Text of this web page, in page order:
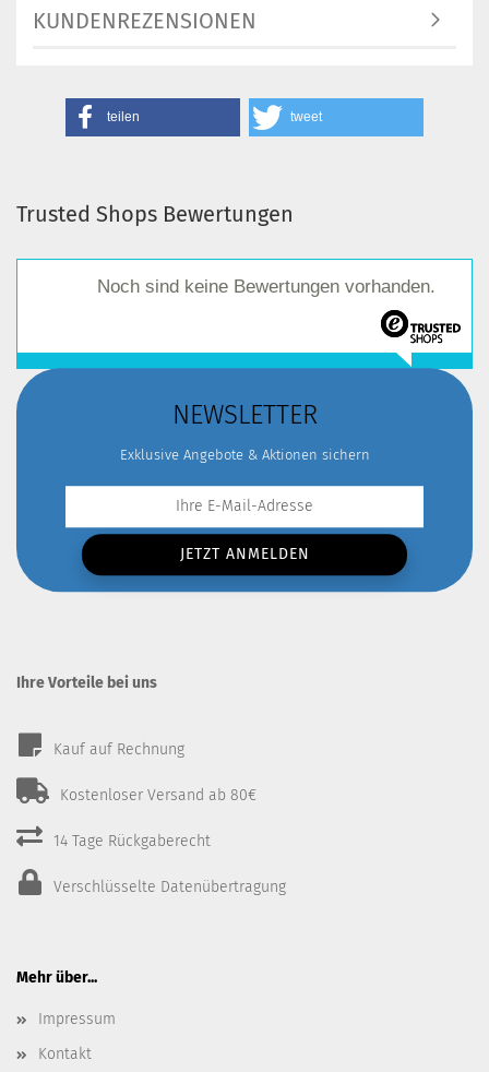
KUNDENREZENSIONEN
teilen tweet
Trusted Shops Bewertungen
Noch sind keine Bewertungen vorhanden.
NEWSLETTER
Exklusive Angebote & Aktionen sichern
Ihre Vorteile bei uns
Kauf auf Rechnung
Kostenloser Versand ab 80€
14 Tage Rückgaberecht
Verschlüsselte Datenübertragung
Mehr über...
Impressum
Kontakt